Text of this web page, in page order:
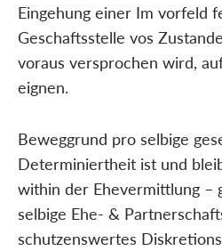
Eingehung einer Im vorfeld
Geschaftsstelle vos
voraus versprochen wird,
eignen.
Beweggrund pro selbige
Determiniertheit ist und
within der Ehevermittlung –
selbige Ehe- &
schutzenswertes